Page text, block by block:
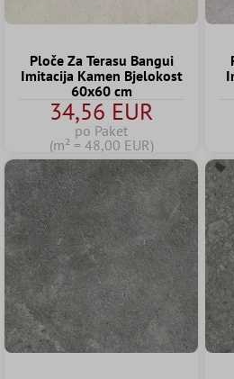
Ploče Za Terasu Bangui
Imitacija Kamen Bjelokost
60x60 cm
34,56 EUR
po Paket
(m² = 48,00 EUR)